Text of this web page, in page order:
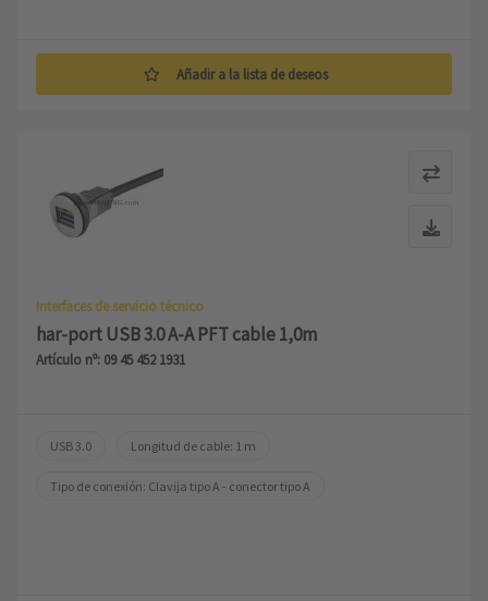
Añadir a la lista de deseos
Interfaces de servicio técnico
har-port USB 3.0 A-A PFT cable 1,0m
Artículo nº: 09 45 452 1931
USB 3.0 Longitud de cable: 1 m
Tipo de conexión: Clavija tipo A - conector tipo A